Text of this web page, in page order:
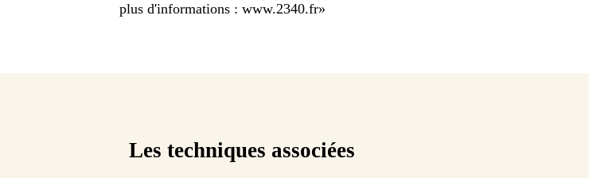
plus d'informations : www.2340.fr»
Les techniques associées